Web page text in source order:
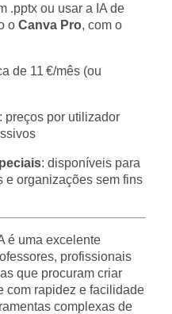
.pptx ou usar a IA de
o Canva Pro, com o
de 11 €/mês (ou
preços por utilizador
: disponíveis para
e organizações sem fins
é uma excelente
profissionais
que procuram criar
com rapidez e facilidade
complexas de